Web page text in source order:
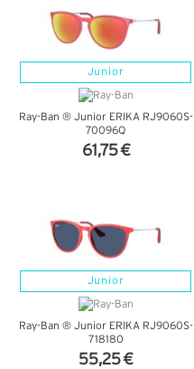
Junior
Ray-Ban ® Junior ERIKA RJ9060S-
70096Q
61,75 €
Junior
Ray-Ban ® Junior ERIKA RJ9060S-
718180
55,25 €